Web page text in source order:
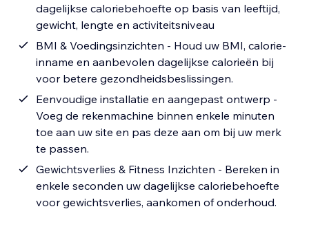
dagelijkse caloriebehoefte op basis van leeftijd,
gewicht, lengte en activiteitsniveau
BMI & Voedingsinzichten - Houd uw BMI, calorie-
inname en aanbevolen dagelijkse calorieën bij
voor betere gezondheidsbeslissingen.
Eenvoudige installatie en aangepast ontwerp -
Voeg de rekenmachine binnen enkele minuten
toe aan uw site en pas deze aan om bij uw merk
te passen.
Gewichtsverlies & Fitness Inzichten - Bereken in
enkele seconden uw dagelijkse caloriebehoefte
voor gewichtsverlies, aankomen of onderhoud.